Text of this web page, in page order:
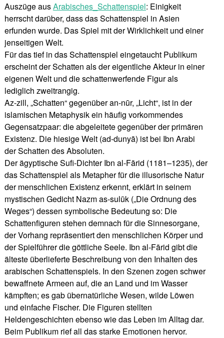
Auszüge ausArabisches_Schattenspiel: Einigkeit
herrscht darüber, dass das Schattenspiel in Asien
erfunden wurde. Das Spiel mit der Wirklichkeit und einer
jenseitigen Welt.
Für das tief in das Schattenspiel eingetaucht Publikum
erscheint der Schatten als der eigentliche Akteur in einer
eigenen Welt und die schattenwerfende Figur als
lediglich zweitrangig.
Az-zill, „Schatten“ gegenüber an-nūr, „Licht“, ist in der
islamischen Metaphysik ein häufig vorkommendes
Gegensatzpaar: die abgeleitete gegenüber der primären
Existenz. Die hiesige Welt (ad-dunyā) ist bei Ibn Arabi
der Schatten des Absoluten.
Der ägyptische Sufi-Dichter Ibn al-Fārid (1181–1235), der
das Schattenspiel als Metapher für die illusorische Natur
der menschlichen Existenz erkennt, erklärt in seinem
mystischen Gedicht Nazm as-sulūk („Die Ordnung des
Weges“) dessen symbolische Bedeutung so: Die
Schattenfiguren stehen demnach für die Sinnesorgane,
der Vorhang repräsentiert den menschlichen Körper und
der Spielführer die göttliche Seele. Ibn al-Fārid gibt die
älteste überlieferte Beschreibung von den Inhalten des
arabischen Schattenspiels. In den Szenen zogen schwer
bewaffnete Armeen auf, die an Land und im Wasser
kämpften; es gab übernatürliche Wesen, wilde Löwen
und einfache Fischer. Die Figuren stellten
Heldengeschichten ebenso wie das Leben im Alltag dar.
Beim Publikum rief all das starke Emotionen hervor.